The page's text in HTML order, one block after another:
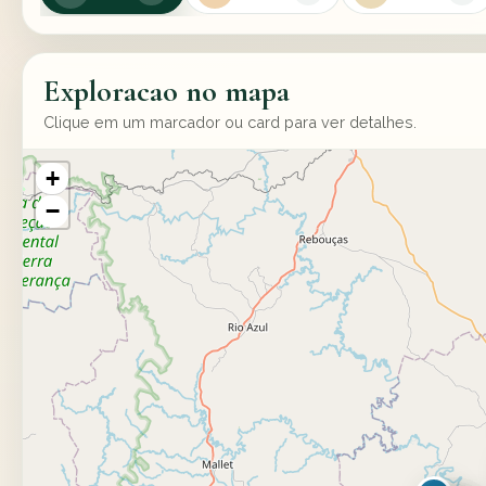
Exploracao no mapa
Clique em um marcador ou card para ver detalhes.
+
−